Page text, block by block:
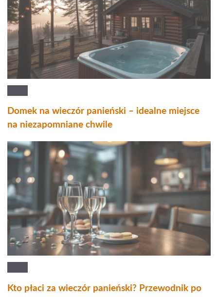
Domek na wieczór panieński – idealne miejsce
na niezapomniane chwile
Kto płaci za wieczór panieński? Przewodnik po